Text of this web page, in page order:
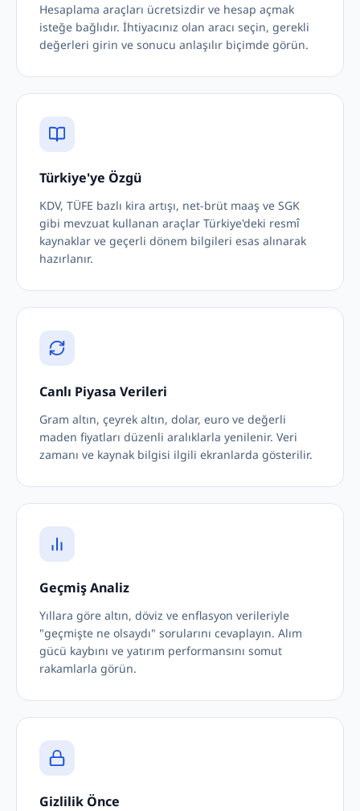
Hesaplama araçları ücretsizdir ve hesap açmak
isteğe bağlıdır. İhtiyacınız olan aracı seçin, gerekli
değerleri girin ve sonucu anlaşılır biçimde görün.
Türkiye'ye Özgü
KDV, TÜFE bazlı kira artışı, net-brüt maaş ve SGK
gibi mevzuat kullanan araçlar Türkiye'deki resmî
kaynaklar ve geçerli dönem bilgileri esas alınarak
hazırlanır.
Canlı Piyasa Verileri
Gram altın, çeyrek altın, dolar, euro ve değerli
maden fiyatları düzenli aralıklarla yenilenir. Veri
zamanı ve kaynak bilgisi ilgili ekranlarda gösterilir.
Geçmiş Analiz
Yıllara göre altın, döviz ve enflasyon verileriyle
"geçmişte ne olsaydı" sorularını cevaplayın. Alım
gücü kaybını ve yatırım performansını somut
rakamlarla görün.
Gizlilik Önce